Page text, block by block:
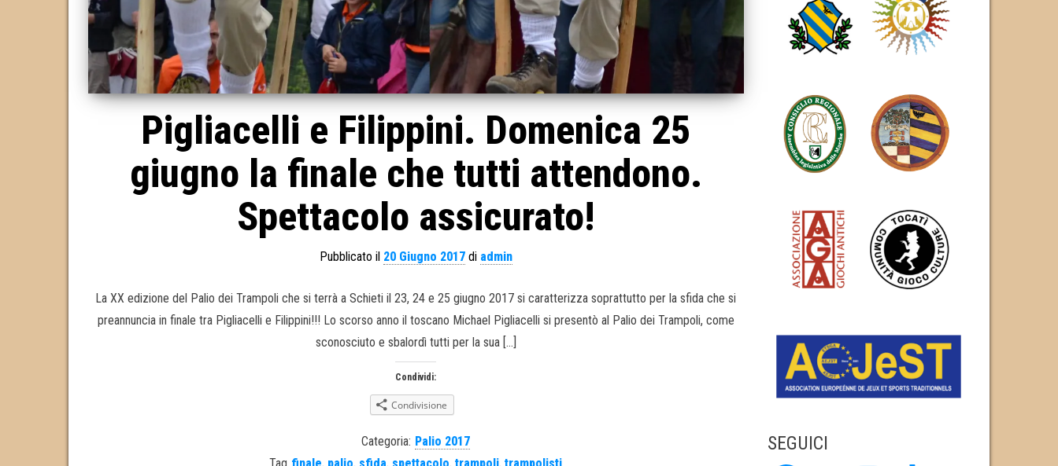
Pigliacelli e Filippini. Domenica 25
giugno la finale che tutti attendono.
Spettacolo assicurato!
Pubblicato il 20 Giugno 2017di admin
La XX edizione del Palio dei Trampoli che si terrà a Schieti il 23, 24 e 25 giugno 2017 si caratterizza soprattutto per la sfida che si
preannuncia in finale tra Pigliacelli e Filippini!!! Lo scorso anno il toscano Michael Pigliacelli si presentò al Palio dei Trampoli, come
sconosciuto e sbalordì tutti per la sua […]
Condividi:
Condivisione
Categoria: Palio 2017
SEGUICI